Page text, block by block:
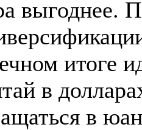
выгоднее.
итоге
в
в